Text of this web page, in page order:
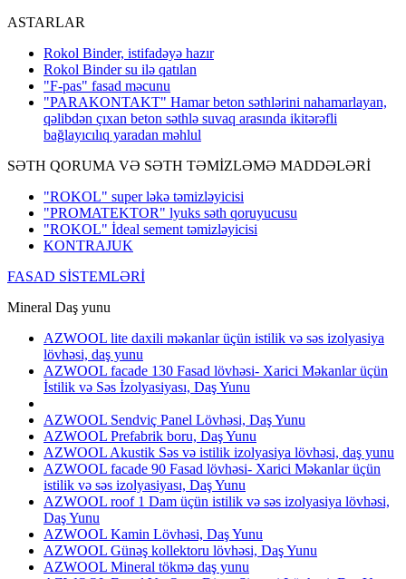
ASTARLAR
Rokol Binder, istifadəyə hazır
Rokol Binder su ilə qatılan
"F-pas" fasad məcunu
"PARAKONTAKT" Hamar beton səthlərini nahamarlayan,
qəlibdən çıxan beton səthlə suvaq arasında ikitərəfli
bağlayıcılıq yaradan məhlul
SƏTH QORUMA VƏ SƏTH TƏMİZLƏMƏ MADDƏLƏRİ
"ROKOL" super ləkə təmizləyicisi
"PROMATEKTOR" lyuks səth qoruyucusu
"ROKOL" İdeal sement təmizləyicisi
KONTRAJUK
FASAD SİSTEMLƏRİ
Mineral Daş yunu
AZWOOL lite daxili məkanlar üçün istilik və səs izolyasiya
lövhəsi, daş yunu
AZWOOL facade 130 Fasad lövhəsi- Xarici Məkanlar üçün
İstilik və Səs İzolyasiyası, Daş Yunu
AZWOOL Sendviç Panel Lövhəsi, Daş Yunu
AZWOOL Prefabrik boru, Daş Yunu
AZWOOL Akustik Səs və istilik izolyasiya lövhəsi, daş yunu
AZWOOL facade 90 Fasad lövhəsi- Xarici Məkanlar üçün
istilik və səs izolyasiyası, Daş Yunu
AZWOOL roof 1 Dam üçün istilik və səs izolyasiya lövhəsi,
Daş Yunu
AZWOOL Kamin Lövhəsi, Daş Yunu
AZWOOL Günəş kollektoru lövhəsi, Daş Yunu
AZWOOL Mineral tökmə daş yunu